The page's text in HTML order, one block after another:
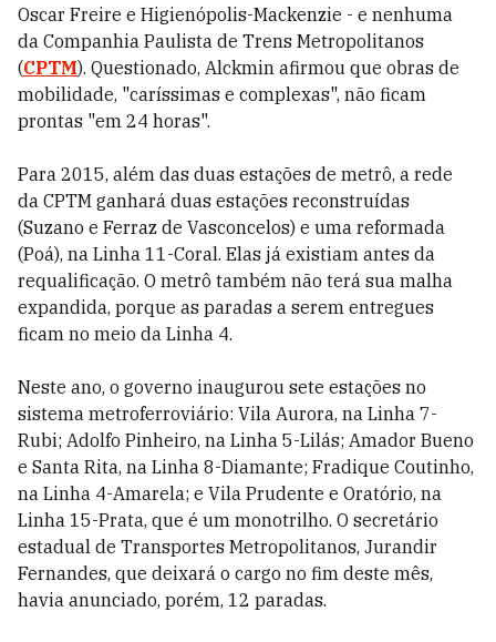
Oscar Freire e Higienópolis-Mackenzie - e nenhuma
da Companhia Paulista de Trens Metropolitanos
(CPTM). Questionado, Alckmin afirmou que obras de
mobilidade, "caríssimas e complexas", não ficam
prontas "em 24 horas".
Para 2015, além das duas estações de metrô, a rede
da CPTM ganhará duas estações reconstruídas
(Suzano e Ferraz de Vasconcelos) e uma reformada
(Poá), na Linha 11-Coral. Elas já existiam antes da
requalificação. O metrô também não terá sua malha
expandida, porque as paradas a serem entregues
ficam no meio da Linha 4.
Neste ano, o governo inaugurou sete estações no
sistema metroferroviário: Vila Aurora, na Linha 7-
Rubi; Adolfo Pinheiro, na Linha 5-Lilás; Amador Bueno
e Santa Rita, na Linha 8-Diamante; Fradique Coutinho,
na Linha 4-Amarela; e Vila Prudente e Oratório, na
Linha 15-Prata, que é um monotrilho. O secretário
estadual de Transportes Metropolitanos, Jurandir
Fernandes, que deixará o cargo no fim deste mês,
havia anunciado, porém, 12 paradas.